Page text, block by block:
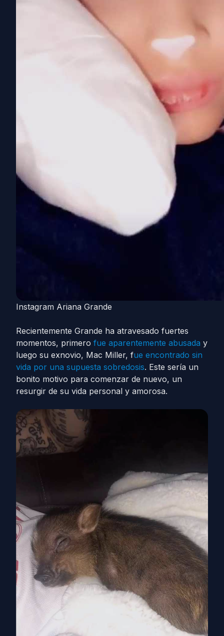
Instagram Ariana Grande
Recientemente Grande ha atravesado fuertes
momentos, primero fue aparentemente abusada y
luego su exnovio, Mac Miller, fue encontrado sin
vida por una supuesta sobredosis. Este sería un
bonito motivo para comenzar de nuevo, un
resurgir de su vida personal y amorosa.